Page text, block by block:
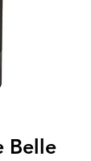
Belle